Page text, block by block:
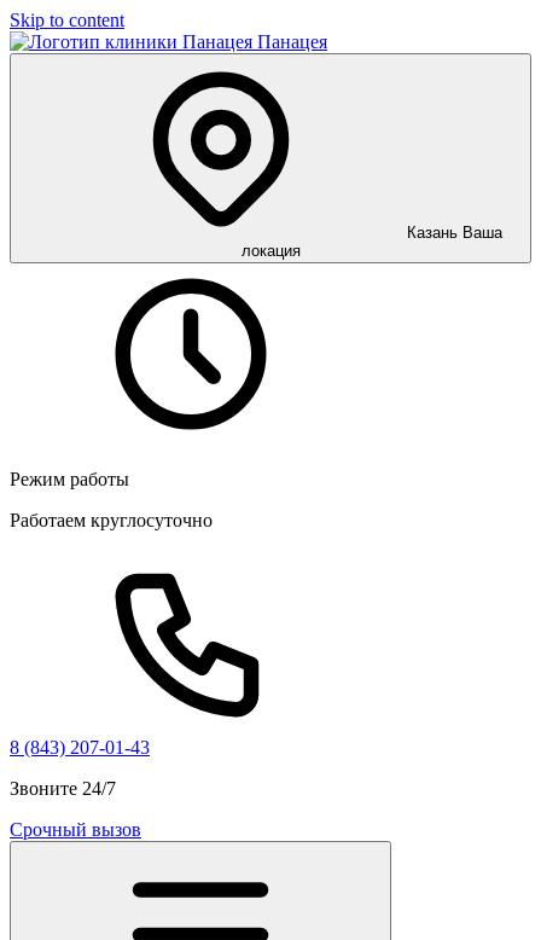
Skip to content
Панацея
Казань Ваша
локация
Режим работы
Работаем круглосуточно
8 (843) 207-01-43
Звоните 24/7
Срочный вызов